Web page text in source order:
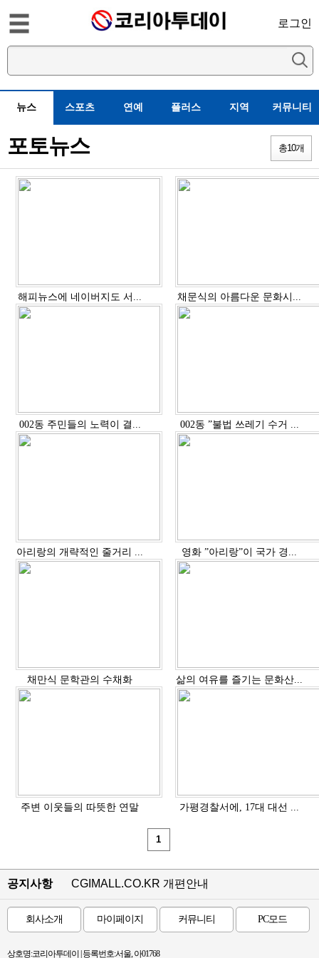
로그인
뉴스 스포츠 연예 플러스 지역 커뮤니티
포토뉴스 총10개
해피뉴스에 네이버지도 서... 채문식의 아름다운 문화시...
002동 주민들의 노력이 결... 002동 ”불법 쓰레기 수거 ...
아리랑의 개략적인 줄거리 ... 영화 ”아리랑”이 국가 경...
채만식 문학관의 수채화 삶의 여유를 즐기는 문화산...
주변 이웃들의 따뜻한 연말 가평경찰서에, 17대 대선 ...
1
공지사항 CGIMALL.CO.KR 개편안내
회사소개 마이페이지 커뮤니티 PC모드
상호명:코리아투데이 | 등록번호:서울, 아01768